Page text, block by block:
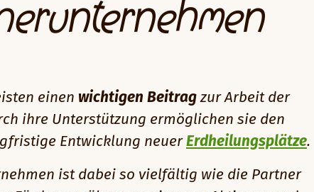
einen wichtigen Beitrag zur Arbeit der
ihre Unterstützung ermöglichen sie den
Entwicklung neuer Erdheilungsplätze.
ist dabei so vielfältig wie die Partner